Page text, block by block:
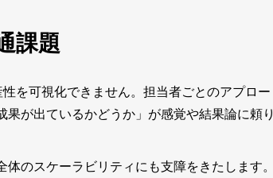
課題
を可視化できません。担当者ごとのアプロー
が出ているかどうか」が感覚や結果論に頼り
のスケーラビリティにも支障をきたします。